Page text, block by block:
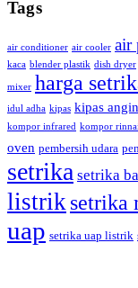
Tags
air conditioner air cooler air
kaca blender plastik dish dryer
mixer harga
idul adha kipas kipas angin
kompor infrared kompor rinnai
oven pembersih udara
setrika setrika
listriksetrika
uap setrika uap listrik